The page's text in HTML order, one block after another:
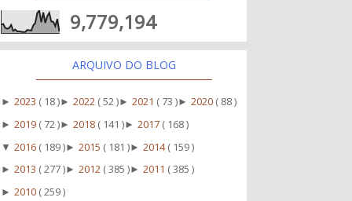
9,779,194
ARQUIVO DO BLOG
►2023 ( 18 )►2022 ( 52 )►2021 ( 73 )►2020 ( 88 )
►2019 ( 72 )►2018 ( 141 )►2017 ( 168 )
▼2016 ( 189 )►2015 ( 181 )►2014( 159 )
►2013 ( 277 )►2012 ( 385 )►2011 ( 385 )
►2010 ( 259 )